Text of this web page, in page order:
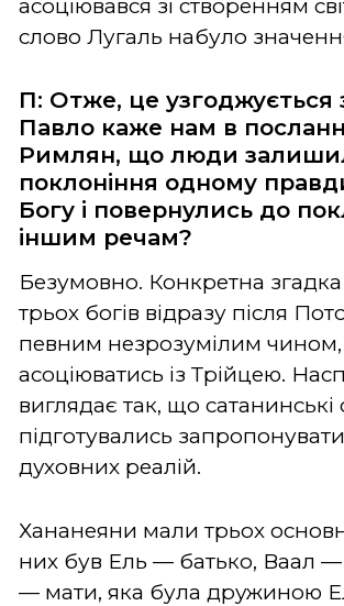
асоціювався зі створенням
слово Лугаль набуло
П: Отже, це
Павло каже нам в
Римлян, що люди
поклоніння одному
Богу і повернулись до
іншим речам?
Безумовно. Конкретна
трьох богів відразу після
певним незрозумілим чином,
асоціюватись із Трійцею.
виглядає так, що сатанинські
підготувались
духовних реалій.
Хананеяни мали трьох
них був Ель — батько, Ваал
— мати, яка була дружиною